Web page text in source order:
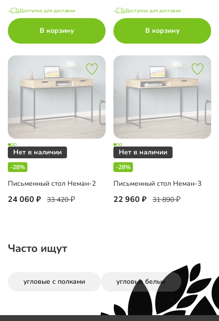
Доступно для доставки
В корзину
Доступно для доставки
В корзину
-28%
Письменный стол Неман-2
24 060 33 420
-28%
Письменный стол Неман-3
22 960 31 890
Часто ищут
угловые с полками угловые белые